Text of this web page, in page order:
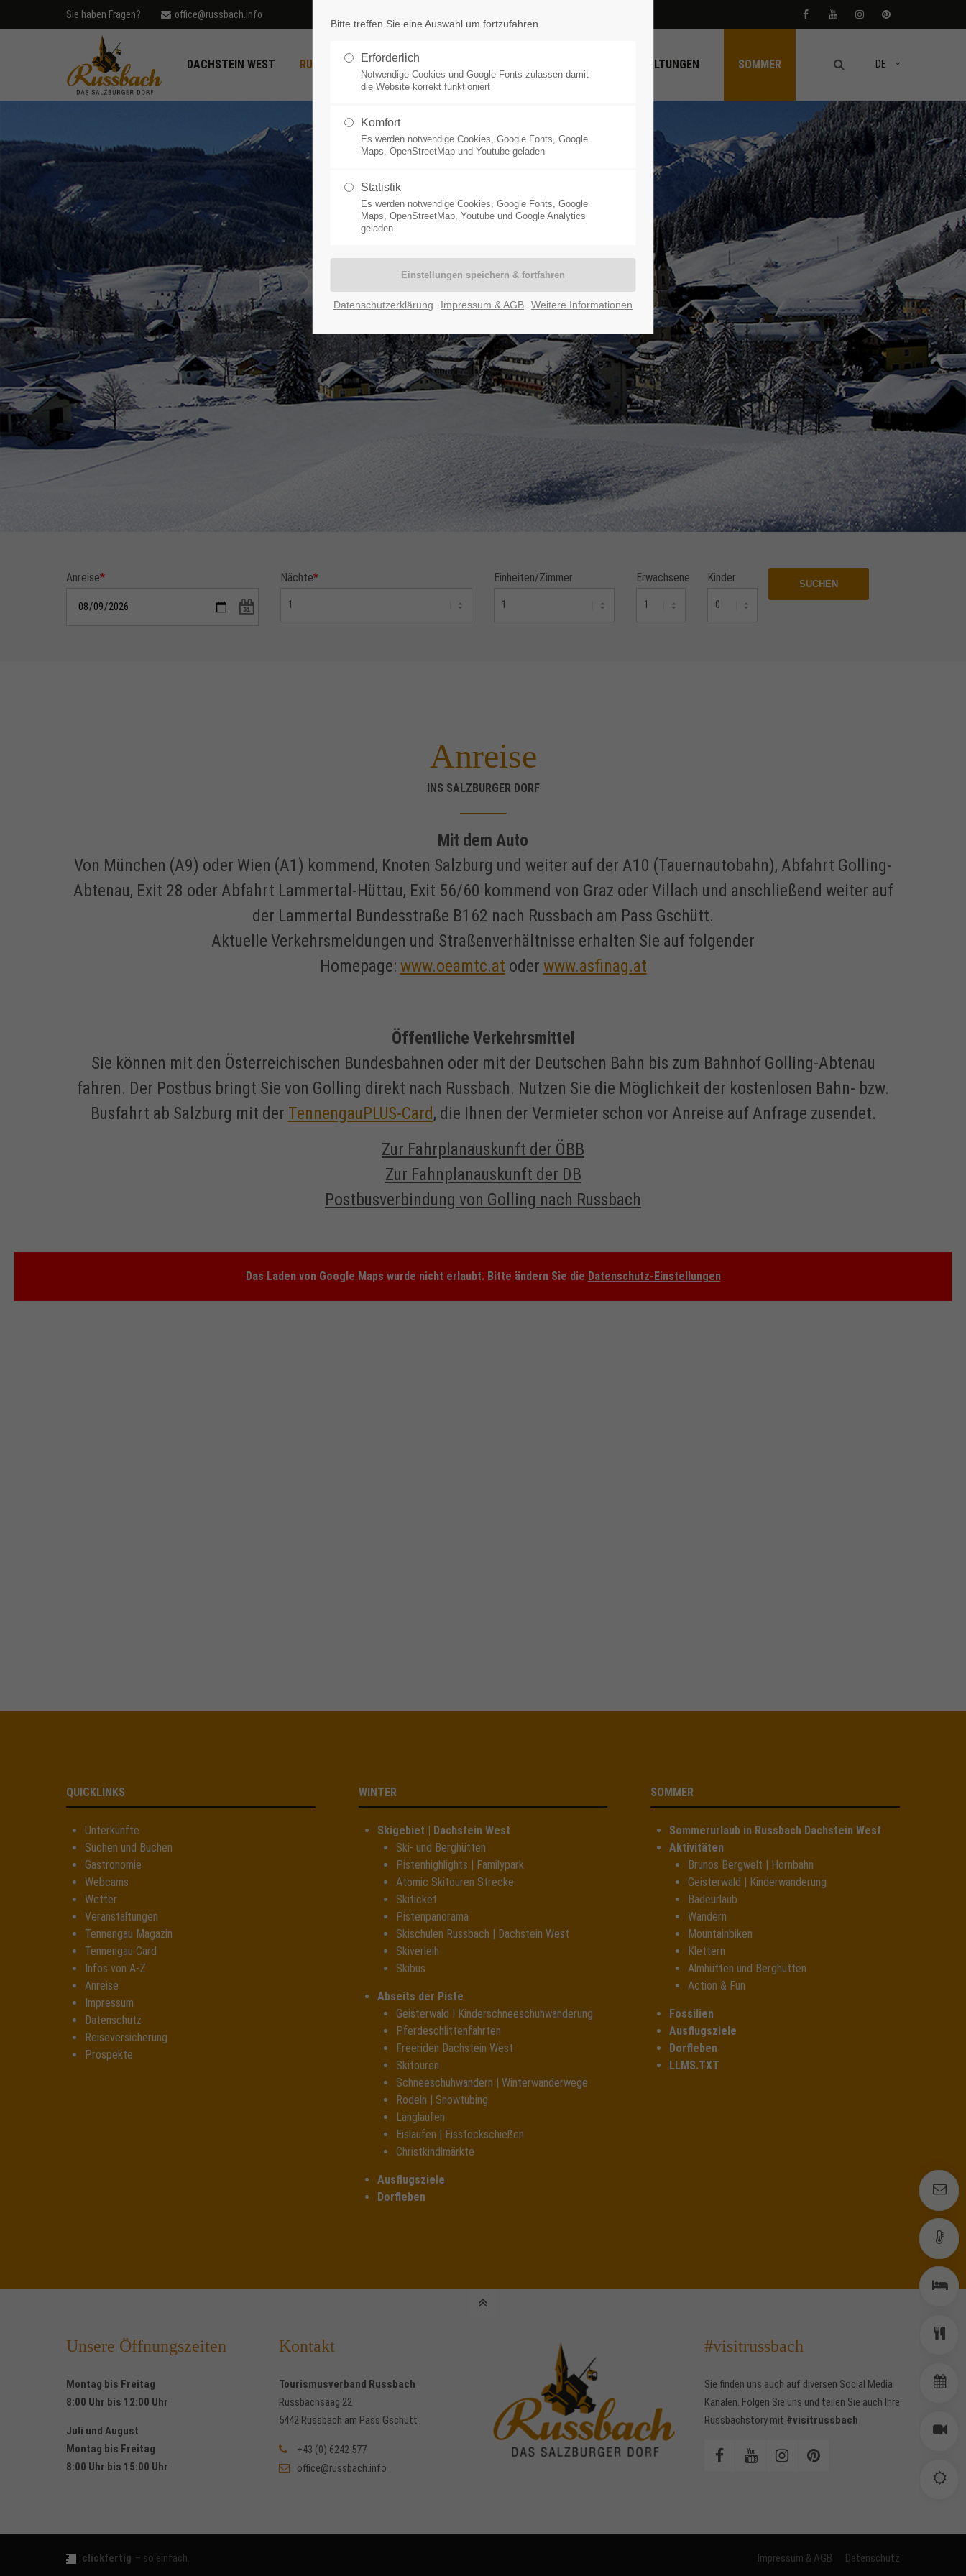
Login
Benutzername
Passwort
Anmelden
Register Lost your password?
Lorem ipsum dolor sit amet:
24h
We offer support for our customers
Mon - Fri 8:00am - 5:00pm(GMT +1)
Cybersteel Inc.
Have any questions?
Drop us a line
info@yourdomain.com
Aenean commodo ligula eget dolor. Aenean
massa. Cum sociis natoque penatibus et
magnis dis parturient montes, nascetur
ridiculus mus. Donec quam felis, ultricies
nec.
Sie haben Fragen? office@russbach.info
DE
DACHSTEIN WEST RUSSBACH ABSEITS DER PISTE VERANSTALTUNGEN SOMMER
Anreise* Nächte* Einheiten/Zimmer Erwachsene Kinder SUCHEN
Anreise
INS SALZBURGER DORF
Mit dem Auto
Von München (A9) oder Wien (A1) kommend, Knoten Salzburg und weiter auf der A10 (Tauernautobahn), Abfahrt Golling-
Abtenau, Exit 28 oder Abfahrt Lammertal-Hüttau, Exit 56/60 kommend von Graz oder Villach und anschließend weiter auf
der Lammertal Bundesstraße B162 nach Russbach am Pass Gschütt.
Aktuelle Verkehrsmeldungen und Straßenverhältnisse erhalten Sie auf folgender
Homepage: www.oeamtc.at oder www.asfinag.at
Öffentliche Verkehrsmittel
Sie können mit den Österreichischen Bundesbahnen oder mit der Deutschen Bahn bis zum Bahnhof Golling-Abtenau
fahren. Der Postbus bringt Sie von Golling direkt nach Russbach. Nutzen Sie die Möglichkeit der kostenlosen Bahn- bzw.
Busfahrt ab Salzburg mit der TennengauPLUS-Card, die Ihnen der Vermieter schon vor Anreise auf Anfrage zusendet.
Zur Fahrplanauskunft der ÖBB
Zur Fahnplanauskunft der DB
Postbusverbindung von Golling nach Russbach
Das Laden von Google Maps wurde nicht erlaubt. Bitte ändern Sie die Datenschutz-Einstellungen
QUICKLINKS
Unterkünfte
Suchen und Buchen
Gastronomie
Webcams
Wetter
Veranstaltungen
Tennengau Magazin
Tennengau Card
Infos von A-Z
Anreise
Impressum
Datenschutz
Reiseversicherung
Prospekte
WINTER
Skigebiet | Dachstein West
Ski- und Berghütten
Pistenhighlights | Familypark
Atomic Skitouren Strecke
Skiticket
Pistenpanorama
Skischulen Russbach | Dachstein West
Skiverleih
Skibus
Abseits der Piste
Geisterwald I Kinderschneeschuhwanderung
Pferdeschlittenfahrten
Freeriden Dachstein West
Skitouren
Schneeschuhwandern | Winterwanderwege
Rodeln | Snowtubing
Langlaufen
Eislaufen | Eisstockschießen
Christkindlmärkte
Ausflugsziele
Dorfleben
SOMMER
Sommerurlaub in Russbach Dachstein West
Aktivitäten
Brunos Bergwelt | Hornbahn
Geisterwald | Kinderwanderung
Badeurlaub
Wandern
Mountainbiken
Klettern
Almhütten und Berghütten
Action & Fun
Fossilien
Ausflugsziele
Dorfleben
LLMS.TXT
Unsere Öffnungszeiten
Montag bis Freitag
8:00 Uhr bis 12:00 Uhr
Juli und August
Montag bis Freitag
8:00 Uhr bis 15:00 Uhr
Kontakt
Tourismusverband Russbach
Russbachsaag 22
5442 Russbach am Pass Gschütt
+43 (0) 6242 577
office@russbach.info
#visitrussbach
Sie finden uns auch auf diversen Social Media
Kanälen. Folgen Sie uns und teilen Sie auch Ihre
Russbachstory mit #visitrussbach
clickfertig – so einfach. Impressum & AGB Datenschutz
Bitte treffen Sie eine Auswahl um fortzufahren
Erforderlich
Notwendige Cookies und Google Fonts zulassen damit
die Website korrekt funktioniert
Komfort
Es werden notwendige Cookies, Google Fonts, Google
Maps, OpenStreetMap und Youtube geladen
Statistik
Es werden notwendige Cookies, Google Fonts, Google
Maps, OpenStreetMap, Youtube und Google Analytics
geladen
Datenschutzerklärung Impressum & AGB Weitere Informationen